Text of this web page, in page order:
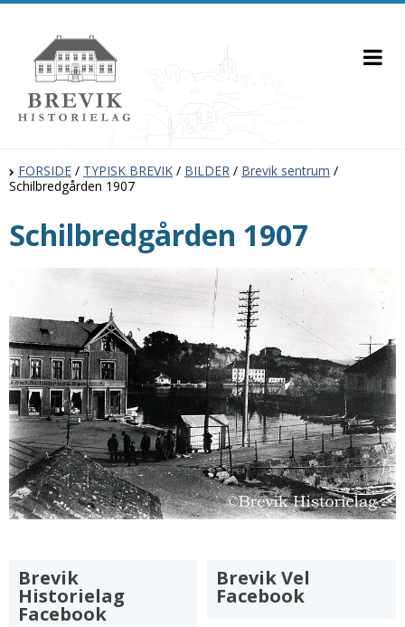
FORSIDE / TYPISK BREVIK / BILDER / Brevik sentrum /
Schilbredgården 1907
Schilbredgården 1907
Brevik
Historielag
Facebook
Brevik Vel
Facebook